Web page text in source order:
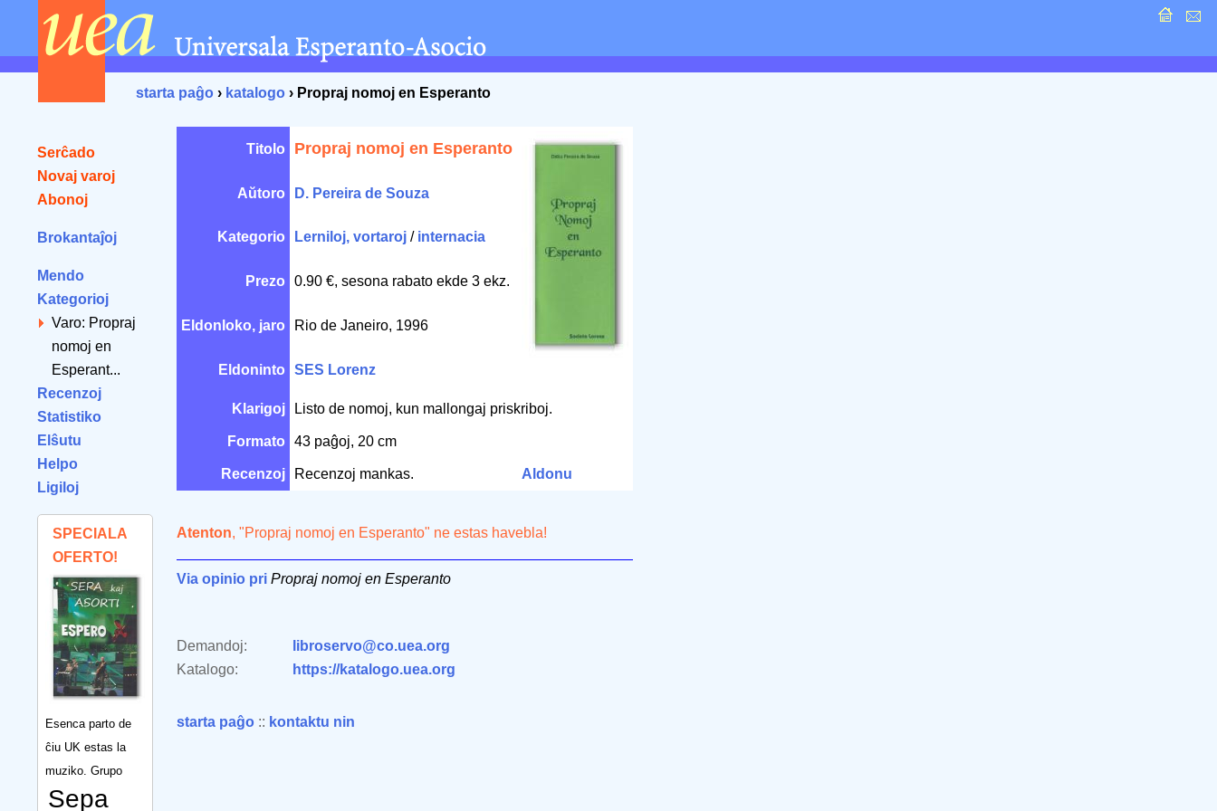
starta paĝo › katalogo › Propraj nomoj en Esperanto
Serĉado
Novaj varoj
Abonoj
Brokantaĵoj
Mendo
Kategorioj
Varo: Propraj
nomoj en
Esperant...
Recenzoj
Statistiko
Elŝutu
Helpo
Ligiloj
SPECIALA
OFERTO!
Esenca parto de
ĉiu UK estas la
muziko. Grupo
Sepa
Titolo Propraj nomoj en Esperanto
Aŭtoro D. Pereira de Souza
Kategorio Lerniloj, vortaroj / internacia
Prezo 0.90 €, sesona rabato ekde 3 ekz.
Eldonloko, jaro Rio de Janeiro, 1996
Eldoninto SES Lorenz
Klarigoj Listo de nomoj, kun mallongaj priskriboj.
Formato 43 paĝoj, 20 cm
Recenzoj Recenzoj mankas. Aldonu
Atenton, "Propraj nomoj en Esperanto" ne estas havebla!
Via opinio pri Propraj nomoj en Esperanto
Demandoj:
libroservo@co.uea.org
Katalogo:
https://katalogo.uea.org
starta paĝo :: kontaktu nin